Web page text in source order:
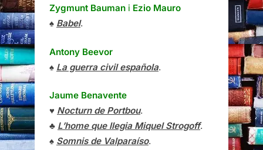
Zygmunt Bauman i Ezio Mauro
♠ Babel.
Antony Beevor
♠ La guerra civil española.
Jaume Benavente
♥ Nocturn de Portbou.
♣ L’home que llegia Miquel Strogoff.
♠ Somnis de Valparaíso.